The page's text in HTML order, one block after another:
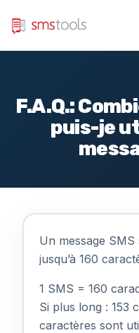
F.A.Q.:
puis-je
Un message
jusqu’à 160
1 SMS = 160
Si plus long : 153
caractères sont